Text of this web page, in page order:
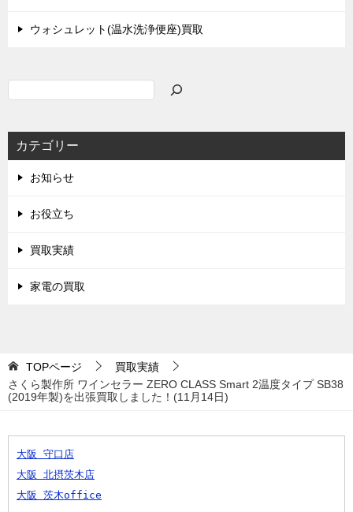
ウォシュレット(温水洗浄便座)買取
カテゴリー
お知らせ
お役立ち
買取実績
家電の買取
TOPページ
買取実績
さくら製作所 ワインセラー ZERO CLASS Smart 2温度タイプ SB38
(2019年製)を出張買取しました！(11月14日)
大阪 守口店
大阪 北摂茨木店
大阪 茨木office